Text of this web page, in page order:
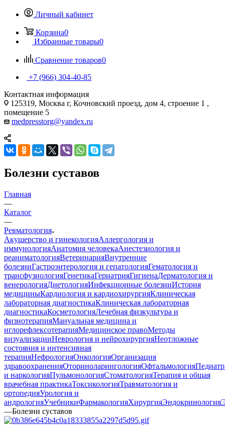
Личный кабинет
Корзина0
Избранные товары0
Сравнение товаров0
+7 (966) 304-40-85
Контактная информация
125319, Москва г, Кочновский проезд, дом 4, строение 1 ,
помещение 5
medpresstorg@yandex.ru
Болезни суставов
Главная
—
Каталог
—
Ревматология
Акушерство и гинекологияАллергология и
иммунологияАнатомия человекаАнестезиология и
реаниматологияВетеринарияВнутренние
болезниГастроэнтерология и гепатологияГематология и
трансфузиологияГенетикаГериатрияГигиенаДерматология и
венерологияДиетологияИнфекционные болезниИстория
медициныКардиология и кардиохирургияКлиническая
лабораторная диагностикаКлиническая лабораторная
диагностикаКосметологияЛечебная физкультура и
физиотерапияМануальная медицина и
иглорефлексотерапияМедицинское правоМетоды
визуализацииНеврология и нейрохирургияНеотложные
состояния и интенсивная
терапияНефрологияОнкологияОрганизация
здравоохраненияОториноларингологияОфтальмология
и наркологияПульмонологияСтоматологияТерапия и общая
врачебная практикаТоксикологияТравматология и
ортопедияУрология и
андрологияУчебникиФармакологияХирургияЭндокринология
—Болезни суставов